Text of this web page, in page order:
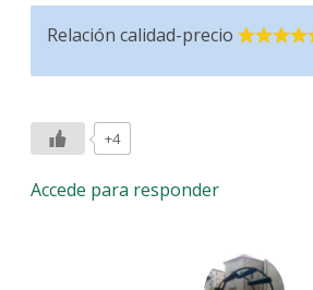
Relación calidad-precio
+4
Accede para responder